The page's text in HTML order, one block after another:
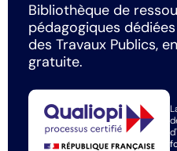
Bibliothèque de
pédagogiques
des Travaux Publics,
gratuite.